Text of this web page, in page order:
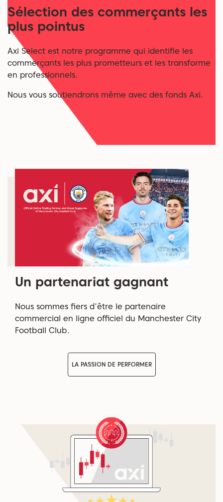
Sélection des commerçants les
plus pointus
Axi Select est notre programme qui identifie les
commerçants les plus prometteurs et les transforme
en professionnels.
Nous vous soutiendrons même avec des fonds Axi.
Un partenariat gagnant
Nous sommes fiers d'être le partenaire
commercial en ligne officiel du Manchester City
Football Club.
LA PASSION DE PERFORMER